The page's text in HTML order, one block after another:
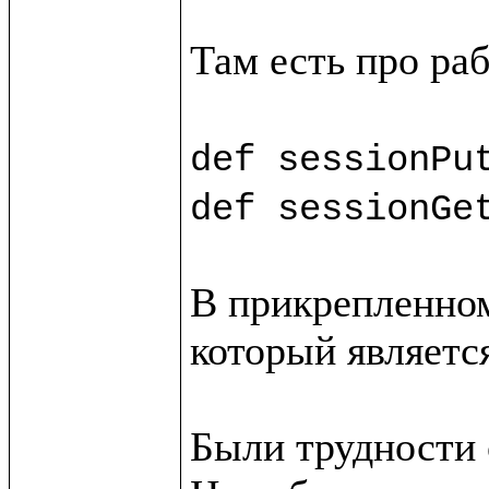
Там есть про
def
def
В
который
Были трудности